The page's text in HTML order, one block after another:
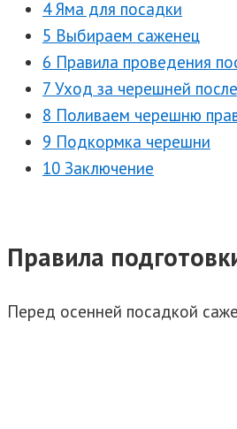
4 Яма для посадки
5 Выбираем саженец
6 Правила проведения
7 Уход за черешней
8 Поливаем черешню
9 Подкормка черешни
10 Заключение
Правила
Перед осенней посадкой